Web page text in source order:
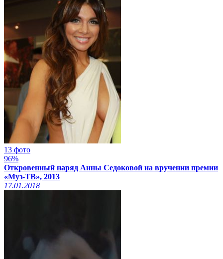
13 фото
96%
Откровенный наряд Анны Седоковой на вручении премии
«Муз-ТВ», 2013
17.01.2018